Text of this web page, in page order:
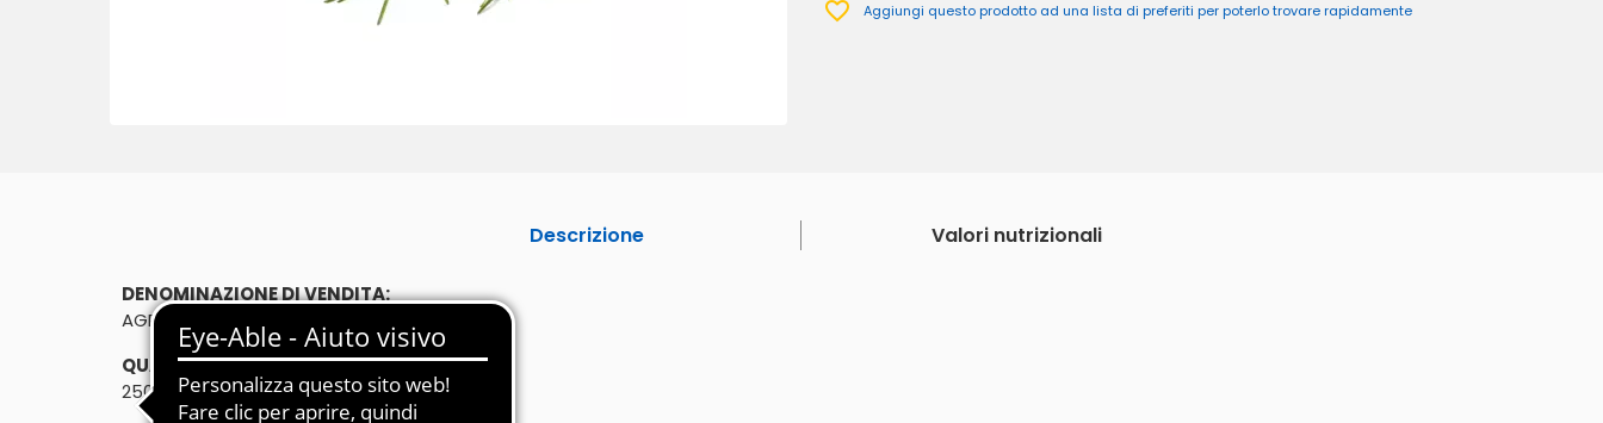
Aggiungi questo prodotto ad una lista di preferiti per poterlo trovare rapidamente
Descrizione Valori nutrizionali
DENOMINAZIONE DI VENDITA:
AGRETTI 250g
QUANTITÀ:
250g